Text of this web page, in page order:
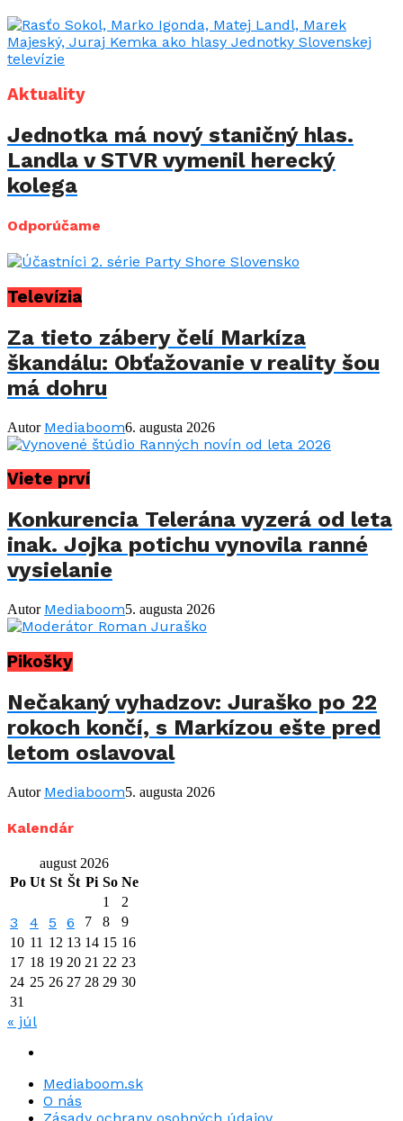
Aktuality
Jednotka má nový staničný hlas.
Landla v STVR vymenil herecký
kolega
Odporúčame
Televízia
Za tieto zábery čelí Markíza
škandálu: Obťažovanie v reality šou
má dohru
Autor Mediaboom6. augusta 2026
Viete prví
Konkurencia Telerána vyzerá od leta
inak. Jojka potichu vynovila ranné
vysielanie
Autor Mediaboom5. augusta 2026
Pikošky
Nečakaný vyhadzov: Juraško po 22
rokoch končí, s Markízou ešte pred
letom oslavoval
Autor Mediaboom5. augusta 2026
Kalendár
august 2026
Po Ut St Št Pi So Ne
1
2
3 4 5 6 7 8
9
10 11 12 13 14 15 16
17 18 19 20 21 22 23
24 25 26 27 28 29 30
31
« júl
Mediaboom.sk
O nás